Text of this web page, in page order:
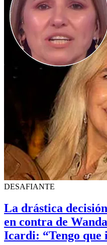
DESAFIANTE
La drástica
en contra de
Icardi: “Tengo que